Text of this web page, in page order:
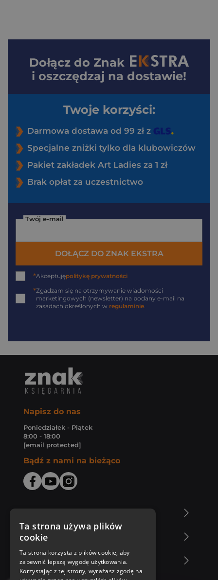
Dołącz do Znak
i oszczędzaj na dostawie!
Twoje korzyści:
Darmowa dostawa od 99 zł z
Specjalne zniżki tylko dla klubowiczów
Pakiet zakładek Art Ladies za 1 zł
Brak opłat za uczestnictwo
Twój e-mail
DOŁĄCZ DO ZNAK EKSTRA
*Akceptujępolitykę prywatności
*Zgadzam się na otrzymywanie wiadomości
marketingowych (newsletter) na podany e-mail na
zasadach określonych w regulaminie
Napisz do nas
Poniedziałek - Piątek
8:00 - 18:00
[email protected]
Bądź z nami na bieżąco
Zakupy u nas
Nasza oferta
Ta strona używa plików
cookie
Ta strona korzysta z plików cookie, aby
zapewnić lepszą wygodę użytkowania.
Korzystając z tej strony, wyrażasz zgodę na